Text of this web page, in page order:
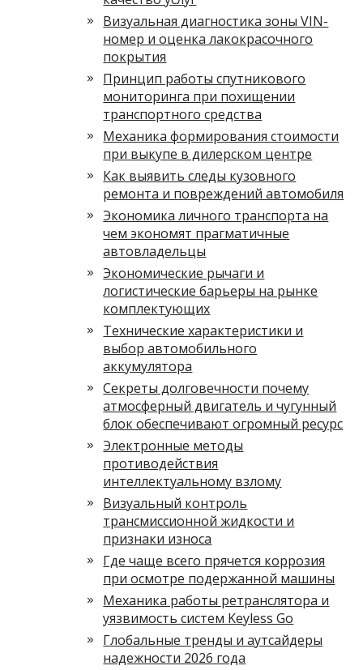
Визуальная диагностика зоны VIN-
номер и оценка лакокрасочного
покрытия
Принцип работы спутникового
мониторинга при похищении
транспортного средства
Механика формирования стоимости
при выкупе в дилерском центре
Как выявить следы кузовного
ремонта и повреждений автомобиля
Экономика личного транспорта на
чем экономят прагматичные
автовладельцы
Экономические рычаги и
логистические барьеры на рынке
комплектующих
Технические характеристики и
выбор автомобильного
аккумулятора
Секреты долговечности почему
атмосферный двигатель и чугунный
блок обеспечивают огромный ресурс
Электронные методы
противодействия
интеллектуальному взлому
Визуальный контроль
трансмиссионной жидкости и
признаки износа
Где чаще всего прячется коррозия
при осмотре подержанной машины
Механика работы ретранслятора и
уязвимость систем Keyless Go
Глобальные тренды и аутсайдеры
надежности 2026 года